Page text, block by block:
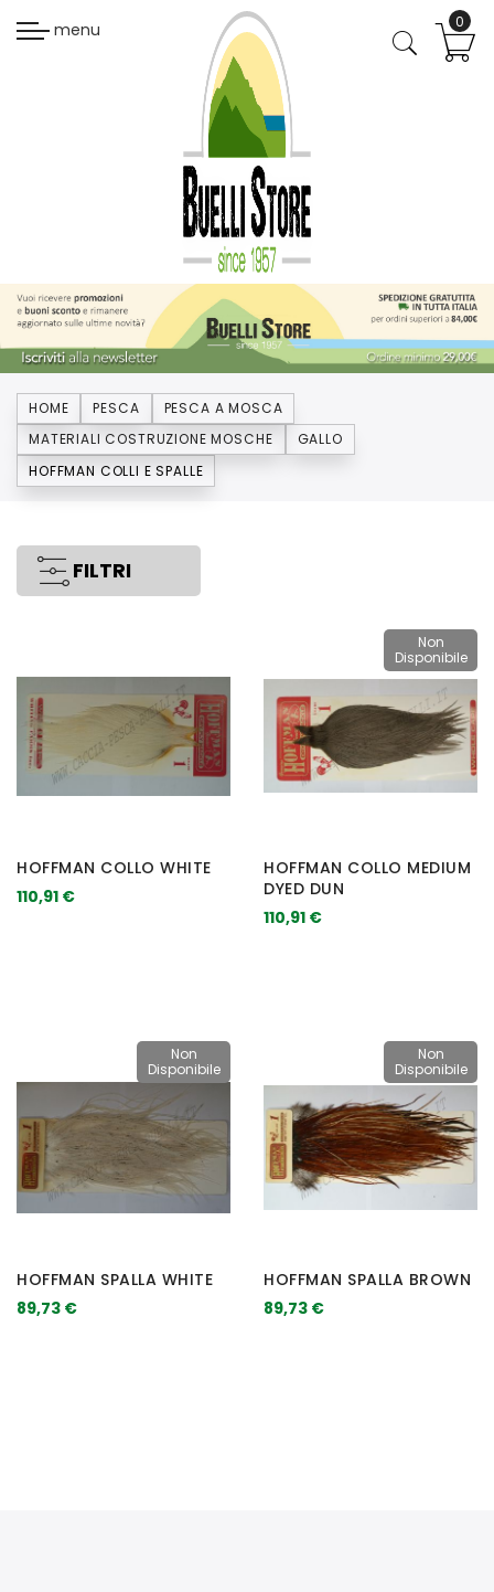
menu
HOME PESCA
PESCA A MOSCA
MATERIALI COSTRUZIONE MOSCHE
GALLO
HOFFMAN COLLI E SPALLE
FILTRI
HOFFMAN COLLO WHITE
110,91 €
Non
Disponibile
HOFFMAN COLLO MEDIUM
DYED DUN
110,91 €
Non
Disponibile
HOFFMAN SPALLA WHITE
89,73 €
Non
Disponibile
HOFFMAN SPALLA BROWN
89,73 €